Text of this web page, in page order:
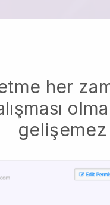
her
gelişemez